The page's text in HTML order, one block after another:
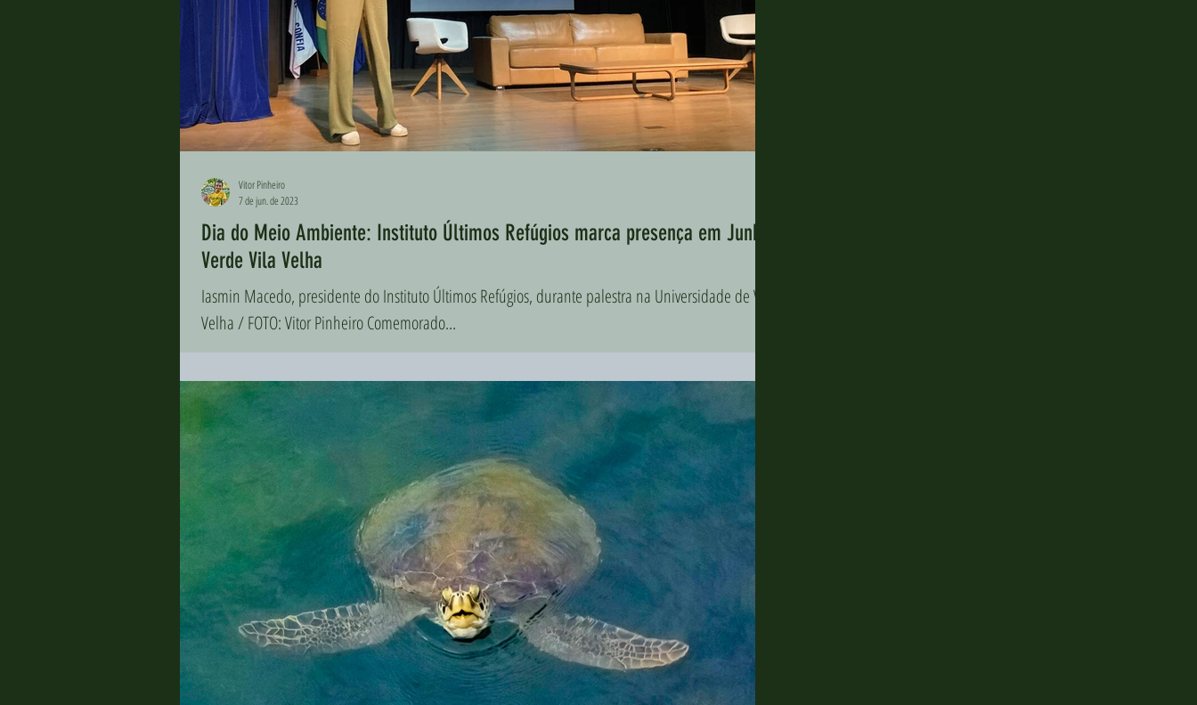
Dia do Meio Ambiente: Instituto Últimos Refúgios marca presença em Junho
Verde Vila Velha
Iasmin Macedo, presidente do Instituto Últimos Refúgios, durante palestra na Universidade de Vila
Velha / FOTO: Vitor Pinheiro Comemorado...
Vitor Pinheiro
7 de jun. de 2023